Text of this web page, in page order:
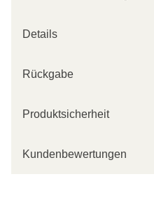
Details
Rückgabe
Produktsicherheit
Kundenbewertungen